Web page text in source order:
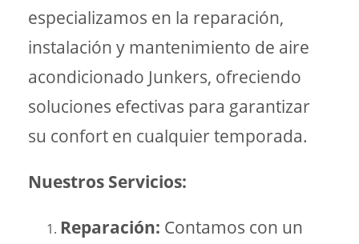
especializamos en la reparación,
instalación y mantenimiento de aire
acondicionado Junkers, ofreciendo
soluciones efectivas para garantizar
su confort en cualquier temporada.
Nuestros Servicios:
Reparación: Contamos con un